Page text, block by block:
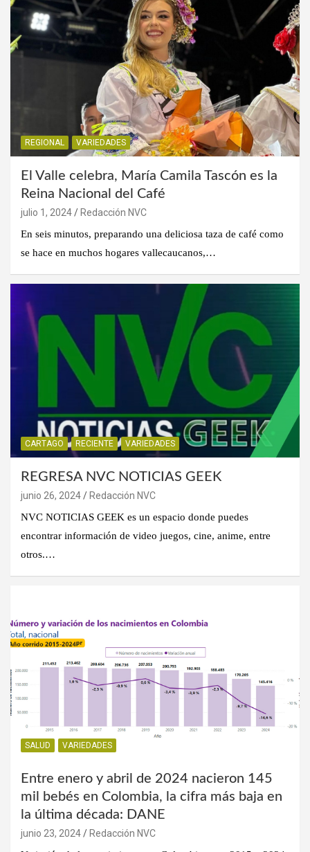
REGIONAL VARIEDADES
El Valle celebra, María Camila Tascón es la
Reina Nacional del Café
julio 1, 2024
Redacción NVC
En seis minutos, preparando una deliciosa taza de café como
se hace en muchos hogares vallecaucanos,…
CARTAGO RECIENTE VARIEDADES
REGRESA NVC NOTICIAS GEEK
junio 26, 2024
Redacción NVC
NVC NOTICIAS GEEK es un espacio donde puedes
encontrar información de video juegos, cine, anime, entre
otros.…
SALUD VARIEDADES
Entre enero y abril de 2024 nacieron 145
mil bebés en Colombia, la cifra más baja en
la última década: DANE
junio 23, 2024
Redacción NVC